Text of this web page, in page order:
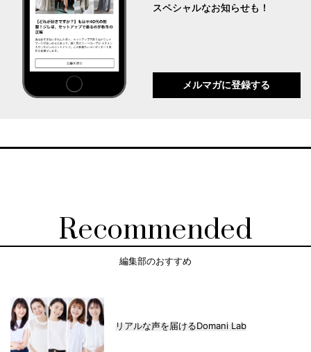
スペシャルなお知らせも！
メルマガに登録する
Recommended
編集部のおすすめ
リアルな声を届けるDomani Lab